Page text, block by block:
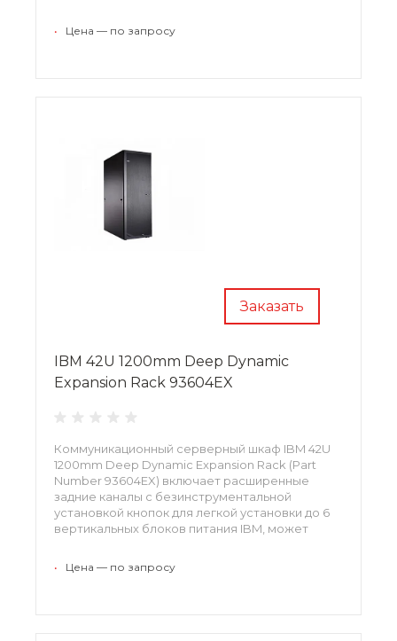
• Цена — по запросу
Заказать
IBM 42U 1200mm Deep Dynamic
Expansion Rack 93604EX
Коммуникационный серверный шкаф IBM 42U
1200mm Deep Dynamic Expansion Rack (Part
Number 93604EX) включает расширенные
задние каналы с безинструментальной
установкой кнопок для легкой установки до 6
вертикальных блоков питания IBM, может
оборудования.
• Цена — по запросу